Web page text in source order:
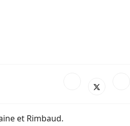
et Rimbaud.